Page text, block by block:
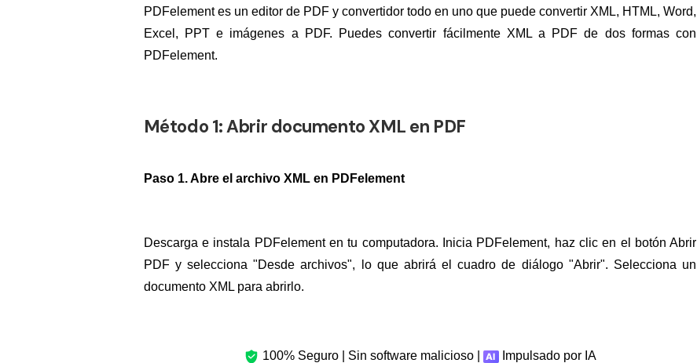
PDFelement es un editor de PDF y convertidor todo en uno que puede convertir XML, HTML, Word,
Excel, PPT e imágenes a PDF. Puedes convertir fácilmente XML a PDF de dos formas con
PDFelement.
Método 1: Abrir documento XML en PDF
Paso 1. Abre el archivo XML en PDFelement
Descarga e instala PDFelement en tu computadora. Inicia PDFelement, haz clic en el botón Abrir
PDF y selecciona "Desde archivos", lo que abrirá el cuadro de diálogo "Abrir". Selecciona un
documento XML para abrirlo.
100% Seguro | Sin software malicioso | Impulsado por IA